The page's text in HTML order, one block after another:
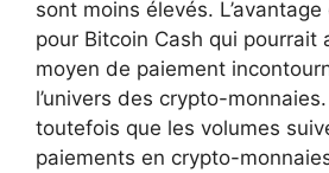
sont moins élevés.
pour Bitcoin Cash qui pourrait
moyen de paiement
l’univers des crypto-
toutefois que les volumes
paiements en crypto-